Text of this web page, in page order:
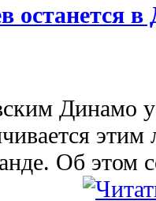
в
Динамо
Об этом